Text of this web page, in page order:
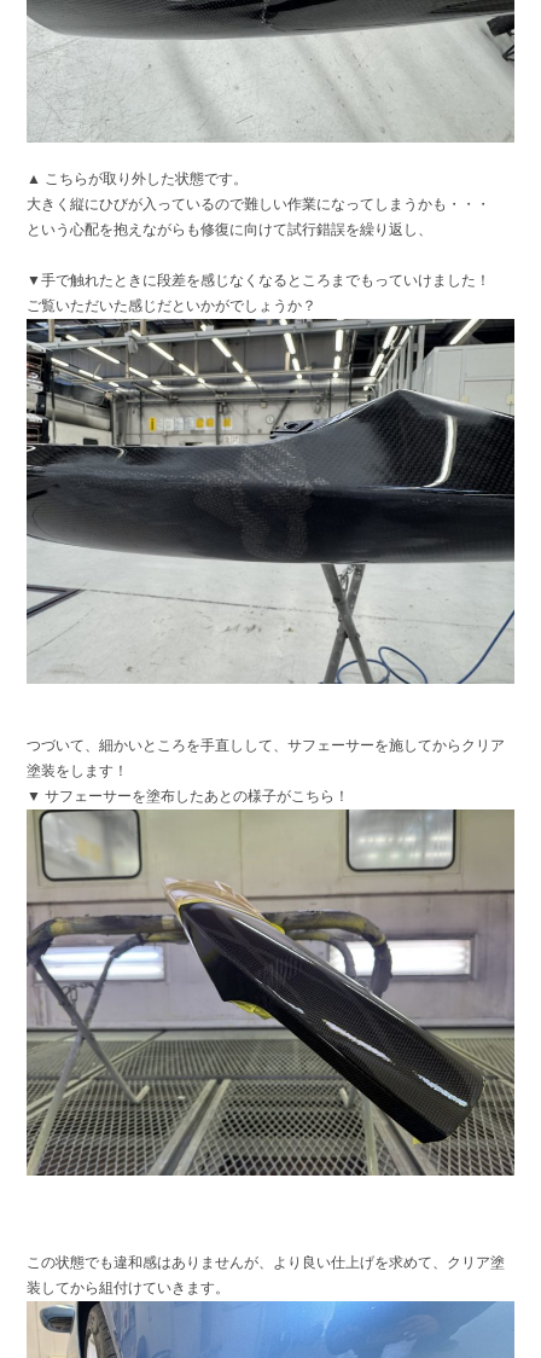
▲ こちらが取り外した状態です。
大きく縦にひびが入っているので難しい作業になってしまうかも・・・
という心配を抱えながらも修復に向けて試行錯誤を繰り返し、
▼手で触れたときに段差を感じなくなるところまでもっていけました！
ご覧いただいた感じだといかがでしょうか？
つづいて、細かいところを手直しして、サフェーサーを施してからクリア
塗装をします！
▼ サフェーサーを塗布したあとの様子がこちら！
この状態でも違和感はありませんが、より良い仕上げを求めて、クリア塗
装してから組付けていきます。